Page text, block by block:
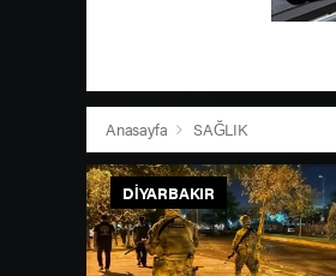
Anasayfa SAĞLIK
DIYARBAKIR